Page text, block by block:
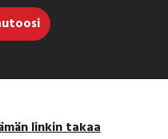
linkin takaa